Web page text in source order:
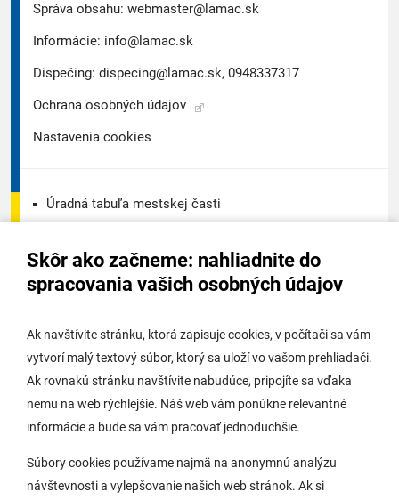
Skôr ako začneme: nahliadnite do
spracovania vašich osobných údajov
Ak navštívite stránku, ktorá zapisuje cookies, v počítači sa vám
vytvorí malý textový súbor, ktorý sa uloží vo vašom prehliadači.
Ak rovnakú stránku navštívite nabudúce, pripojíte sa vďaka
nemu na web rýchlejšie. Náš web vám ponúkne relevantné
informácie a bude sa vám pracovať jednoduchšie.
Súbory cookies používame najmä na anonymnú analýzu
návštevnosti a vylepšovanie našich web stránok. Ak si
Správa obsahu: webmaster@lamac.sk
Informácie: info@lamac.sk
Dispečing: dispecing@lamac.sk, 0948337317
Ochrana osobných údajov
Nastavenia cookies
Úradná tabuľa mestskej časti
Úradná tabuľa stavebného úradu
Potrebujem vybaviť
Samospráva
O Lamači